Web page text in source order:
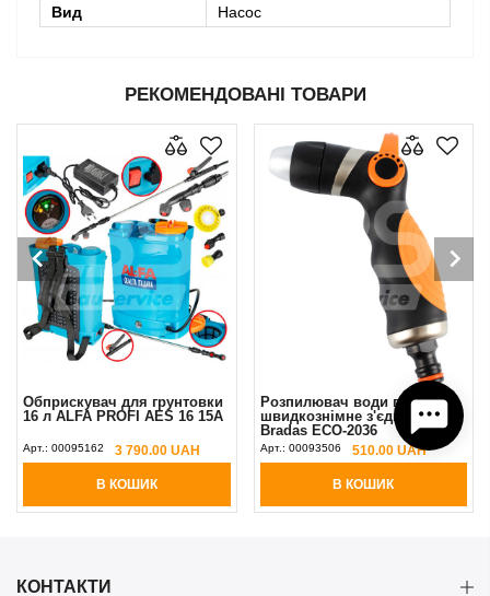
Вид
Насос
РЕКОМЕНДОВАНІ ТОВАРИ
Обприскувач для грунтовки
16 л ALFA PROFI AES 16 15A
Арт.: 00095162 3 790.00 UAH
В КОШИК
Розпилювач води під
швидкознімне з'єднання
Bradas ECO-2036
Арт.: 00093506 510.00 UAH
В КОШИК
КОНТАКТИ